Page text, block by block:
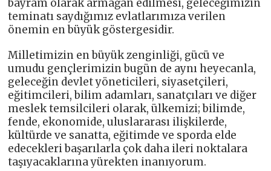
bayram olarak armağan edilmesi, geleceğimizin
teminatı saydığımız evlatlarımıza verilen
önemin en büyük göstergesidir.
Milletimizin en büyük zenginliği, gücü ve
umudu gençlerimizin bugün de aynı heyecanla,
geleceğin devlet yöneticileri, siyasetçileri,
eğitimcileri, bilim adamları, sanatçıları ve diğer
meslek temsilcileri olarak, ülkemizi; bilimde,
fende, ekonomide, uluslararası ilişkilerde,
kültürde ve sanatta, eğitimde ve sporda elde
edecekleri başarılarla çok daha ileri noktalara
taşıyacaklarına yürekten inanıyorum.